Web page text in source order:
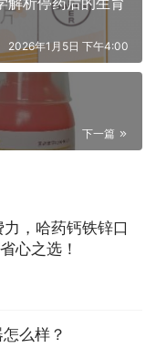
2026年1月5日 下午4:00
下一篇
，哈药钙铁锌口
心之选！
么样？